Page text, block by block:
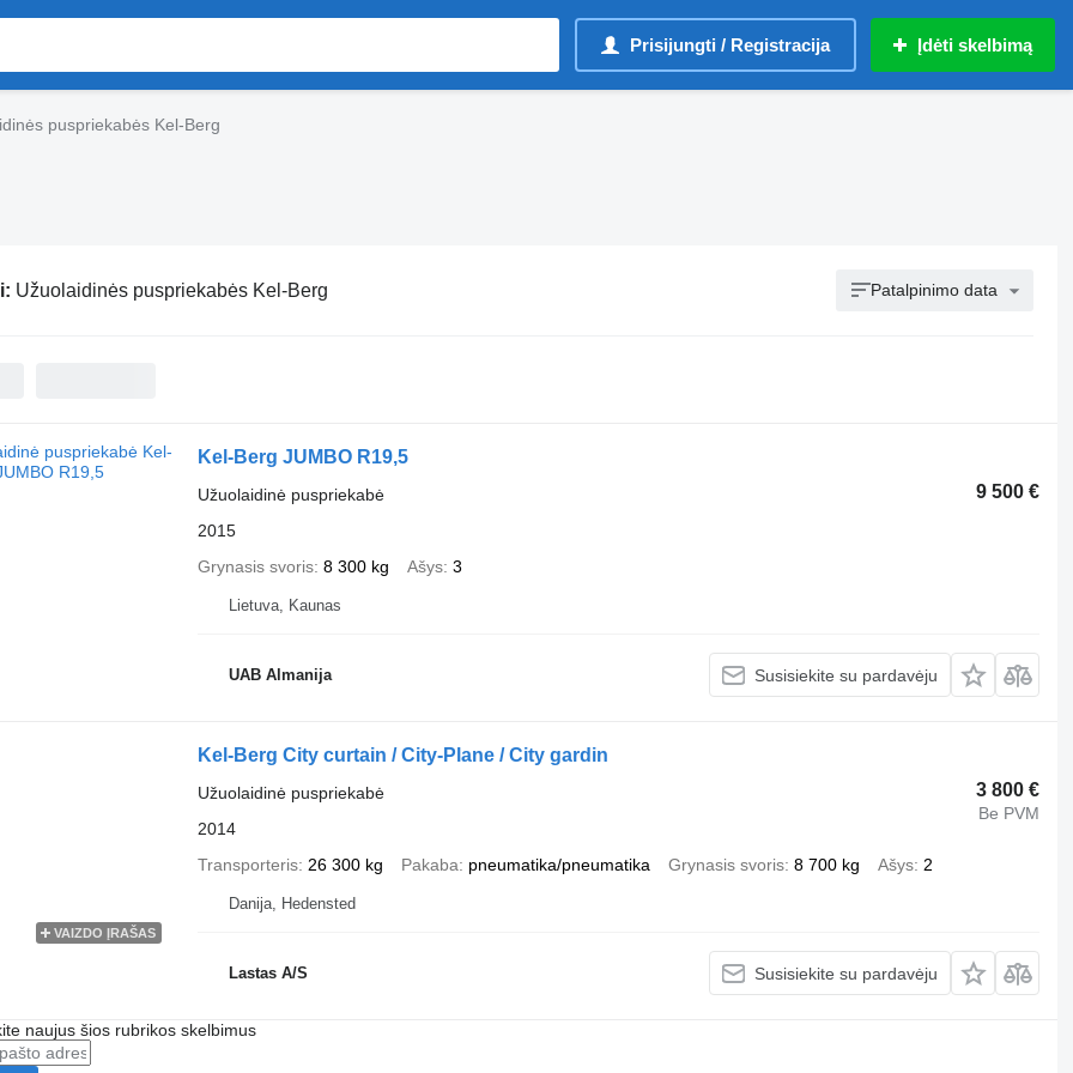
Prisijungti / Registracija Įdėti skelbimą
puspriekabės Kel-Berg
Užuolaidinės puspriekabės Kel-Berg Patalpinimo data
Kel-Berg JUMBO R19,5
9 500 €
Užuolaidinė puspriekabė
2015
Grynasis svoris 8 300 kg Ašys 3
Lietuva, Kaunas
UAB Almanija Susisiekite su pardavėju
VAIZDO ĮRAŠAS
Kel-Berg City curtain / City-Plane / City gardin
3 800 €
Be PVM
Užuolaidinė puspriekabė
2014
Transporteris 26 300 kg Pakaba pneumatika/pneumatika Grynasis svoris 8 700 kg Ašys 2
Danija, Hedensted
Lastas A/S Susisiekite su pardavėju
naujus šios rubrikos skelbimus